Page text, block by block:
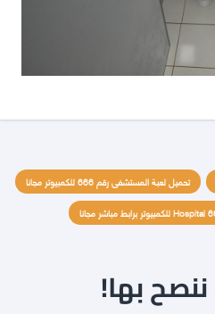
تحميل لعبة المستشفى رقم 666 للكمبيوتر مجانا
بها!